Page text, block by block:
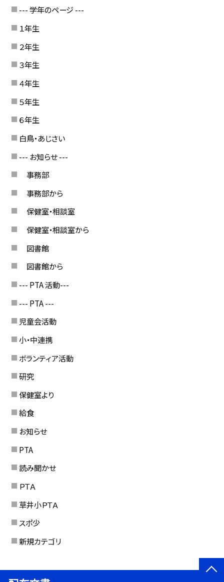
--- 学年のページ ---
１年生
２年生
３年生
４年生
５年生
６年生
白鳥・あじさい
--- お知らせ ---
事務部
事務部から
保健室・相談室
保健室・相談室から
図書館
図書館から
--- PTA 活動---
--- PTA ---
児童会活動
小・中連携
ボランティア活動
研究
保健室より
給食
お知らせ
PTA
読み聞かせ
ＰＴＡ
草井小ＰＴＡ
スポ少
新規カテゴリ